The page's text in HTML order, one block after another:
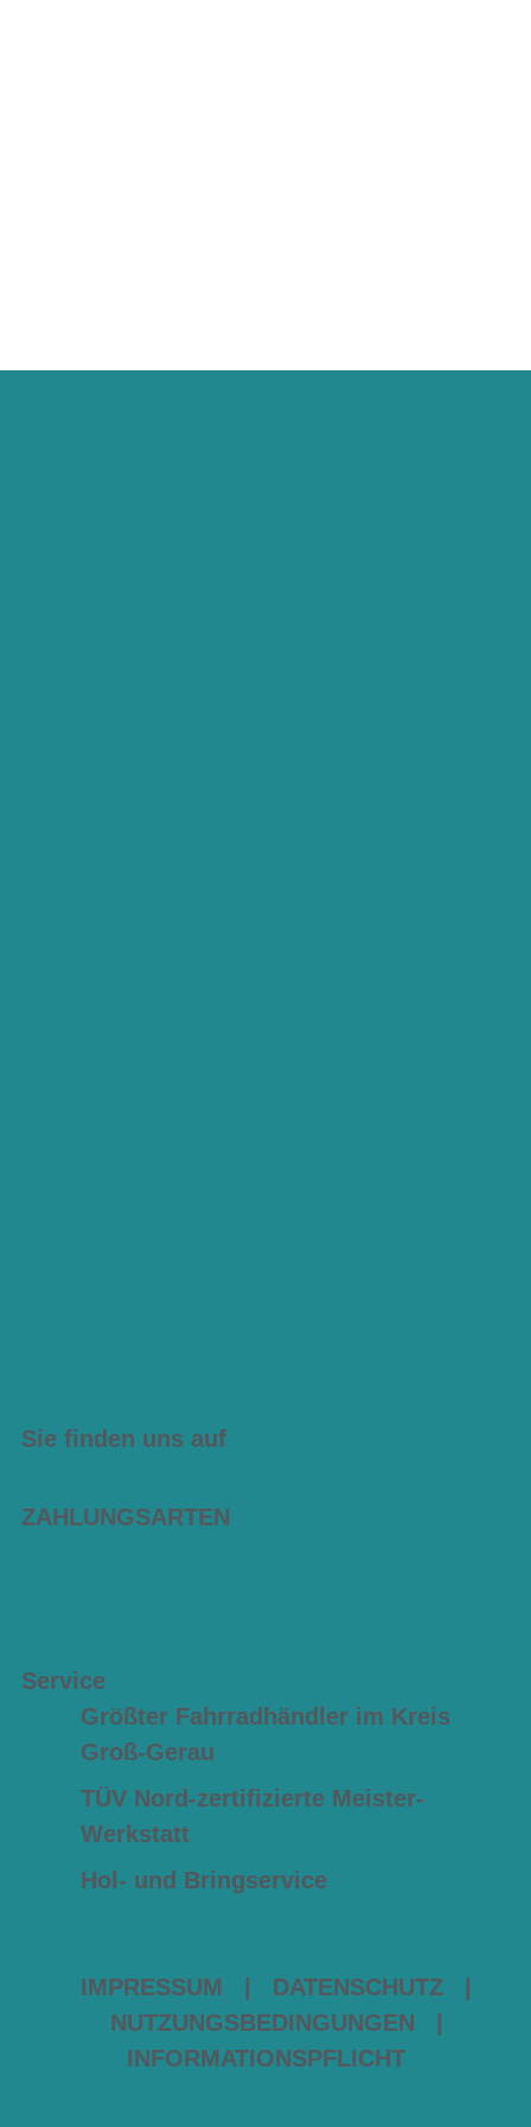
Sie finden uns auf
ZAHLUNGSARTEN
Service
Größter Fahrradhändler im Kreis
Groß-Gerau
TÜV Nord-zertifizierte Meister-
Werkstatt
Hol- und Bringservice
IMPRESSUM DATENSCHUTZ
NUTZUNGSBEDINGUNGEN
INFORMATIONSPFLICHT